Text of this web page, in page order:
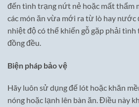
đến tình trạng nứt nẻ hoặc mất thẩm
các món ăn vừa mới ra từ lò hay nước
nhiệt độ có thể khiến gỗ gặp phải tình
đồng đều.
Biện pháp bảo vệ
Hãy luôn sử dụng đế lót hoặc khăn
nóng hoặc lạnh lên bàn ăn. Điều này